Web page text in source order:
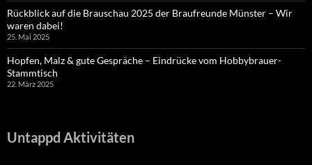
Rückblick auf die Brauschau 2025 der Braufreunde Münster – Wir
waren dabei!
25. Mai 2025
Hopfen, Malz & gute Gespräche – Eindrücke vom Hobbybrauer-
Stammtisch
22. März 2025
Untappd Aktivitäten